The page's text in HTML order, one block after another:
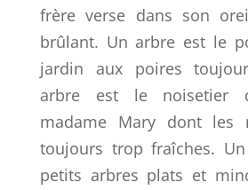
frère verse dans son
brûlant. Un arbre est le
jardin aux poires
arbre est le noisetier
madame Mary dont les
toujours trop fraîches.
petits arbres plats et